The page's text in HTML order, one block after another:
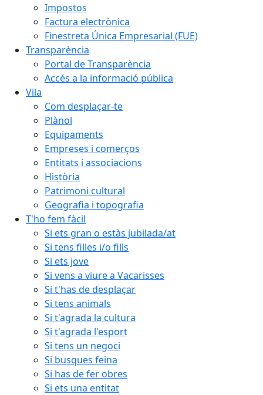
Impostos
Factura electrònica
Finestreta Única Empresarial (FUE)
Transparència
Portal de Transparència
Accés a la informació pública
Vila
Com desplaçar-te
Plànol
Equipaments
Empreses i comerços
Entitats i associacions
Història
Patrimoni cultural
Geografia i topografia
T'ho fem fàcil
Si ets gran o estàs jubilada/at
Si tens filles i/o fills
Si ets jove
Si vens a viure a Vacarisses
Si t'has de desplaçar
Si tens animals
Si t'agrada la cultura
Si t'agrada l'esport
Si tens un negoci
Si busques feina
Si has de fer obres
Si ets una entitat